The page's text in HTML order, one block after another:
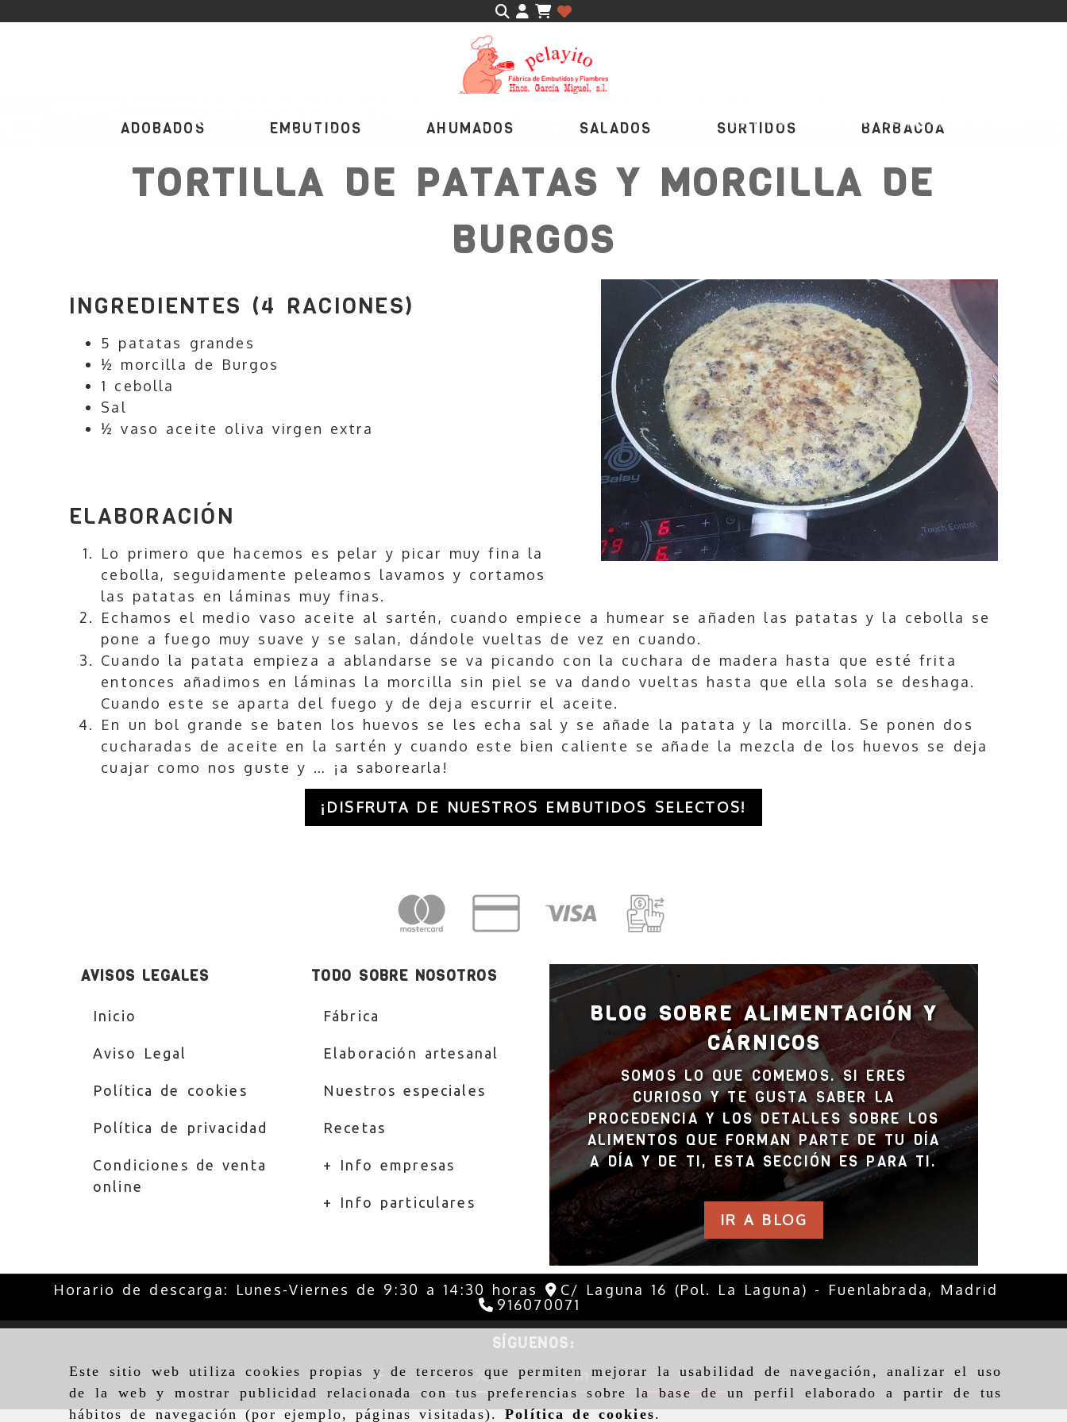
Este sitio web utiliza cookies propias y de terceros que permiten mejorar la usabilidad de navegación, analizar el uso
de la web y mostrar publicidad relacionada con tus preferencias sobre la base de un perfil elaborado a partir de tus
hábitos de navegación (por ejemplo, páginas visitadas).Política de cookies.
Identifícate
ADOBADOS EMBUTIDOS AHUMADOS SALADOS SURTIDOS BARBACOA
TORTILLA DE PATATAS Y MORCILLA DE
BURGOS
INGREDIENTES (4 RACIONES)
5 patatas grandes
½ morcilla de Burgos
1 cebolla
Sal
½ vaso aceite oliva virgen extra
ELABORACIÓN
Lo primero que hacemos es pelar y picar muy fina la
cebolla, seguidamente peleamos lavamos y cortamos
las patatas en láminas muy finas.
Echamos el medio vaso aceite al sartén, cuando empiece a humear se añaden las patatas y la cebolla se
pone a fuego muy suave y se salan, dándole vueltas de vez en cuando.
Cuando la patata empieza a ablandarse se va picando con la cuchara de madera hasta que esté frita
entonces añadimos en láminas la morcilla sin piel se va dando vueltas hasta que ella sola se deshaga.
Cuando este se aparta del fuego y de deja escurrir el aceite.
En un bol grande se baten los huevos se les echa sal y se añade la patata y la morcilla. Se ponen dos
cucharadas de aceite en la sartén y cuando este bien caliente se añade la mezcla de los huevos se deja
cuajar como nos guste y … ¡a saborearla!
¡DISFRUTA DE NUESTROS EMBUTIDOS SELECTOS!
AVISOS LEGALES
Inicio
Aviso Legal
Política de cookies
Política de privacidad
Condiciones de venta
online
TODO SOBRE NOSOTROS
Fábrica
Elaboración artesanal
Nuestros especiales
Recetas
+ Info empresas
+ Info particulares
BLOG SOBRE ALIMENTACIÓN Y
CÁRNICOS
SOMOS LO QUE COMEMOS. SI ERES
CURIOSO Y TE GUSTA SABER LA
PROCEDENCIA Y LOS DETALLES SOBRE LOS
ALIMENTOS QUE FORMAN PARTE DE TU DÍA
A DÍA Y DE TI, ESTA SECCIÓN ES PARA TI.
IR A BLOG
Horario de descarga: Lunes-Viernes de 9:30 a 14:30 horas C/ Laguna 16 (Pol. La Laguna) - Fuenlabrada, Madrid
916070071
SÍGUENOS: